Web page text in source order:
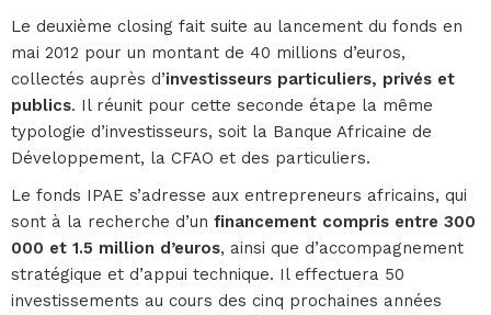
Le deuxième closing fait suite au lancement du fonds en
mai 2012 pour un montant de 40 millions d’euros,
collectés auprès d’investisseurs particuliers, privés et
publics. Il réunit pour cette seconde étape la même
typologie d’investisseurs, soit la Banque Africaine de
Développement, la CFAO et des particuliers.
Le fonds IPAE s’adresse aux entrepreneurs africains, qui
sont à la recherche d’un financement compris entre 300
000 et 1.5 million d’euros, ainsi que d’accompagnement
stratégique et d’appui technique. Il effectuera 50
investissements au cours des cinq prochaines années